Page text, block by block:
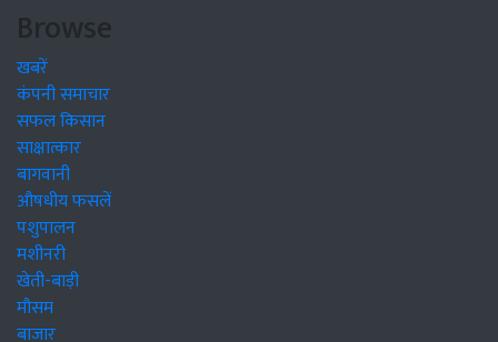
Browse
खबरें
कंपनी समाचार
सफल किसान
साक्षात्कार
बागवानी
औषधीय फसलें
पशुपालन
मशीनरी
खेती-बाड़ी
मौसम
बाजार